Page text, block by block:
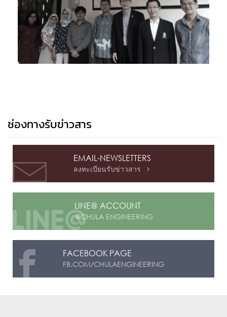
ช่องทางรับข่าวสาร
EMAIL-NEWSLETTERS
ลงทะเบียนรับข่าวสาร 
LINE@ ACCOUNT
@CHULA ENGINEERING
FACEBOOK PAGE
FB.COM/CHULAENGINEERING